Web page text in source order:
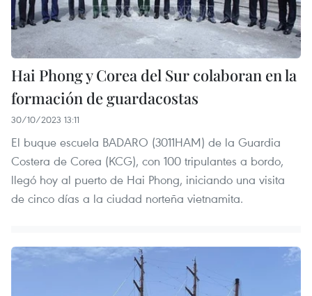
Hai Phong y Corea del Sur colaboran en la
formación de guardacostas
30/10/2023 13:11
El buque escuela BADARO (3011HAM) de la Guardia
Costera de Corea (KCG), con 100 tripulantes a bordo,
llegó hoy al puerto de Hai Phong, iniciando una visita
de cinco días a la ciudad norteña vietnamita.